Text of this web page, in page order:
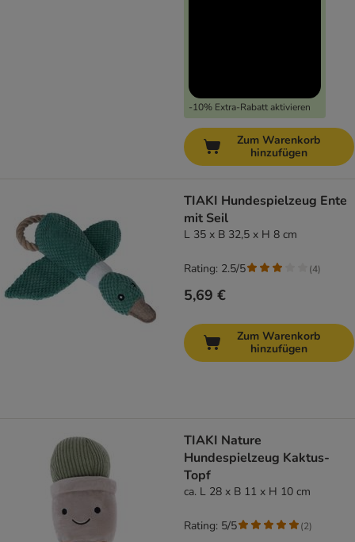
-10% Extra-Rabatt aktivieren
Zum Warenkorb
hinzufügen
TIAKI Hundespielzeug Ente
mit Seil
L 35 x B 32,5 x H 8 cm
5,69 €
Rating: 2.5/5 (4)
Zum Warenkorb
hinzufügen
TIAKI Nature
Hundespielzeug Kaktus-
Topf
ca. L 28 x B 11 x H 10 cm
Rating: 5/5 (2)